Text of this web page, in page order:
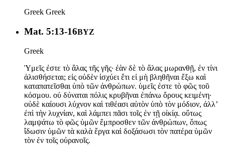
Greek Greek
Mat. 5:13-16BYZ
Greek
Ὑμεῖς ἐστε τὸ ἅλας τῆς γῆς· ἐὰν δὲ τὸ ἅλας μωρανθῇ, ἐν τίνι
ἁλισθήσεται; εἰς οὐδὲν ἰσχύει ἔτι εἰ μὴ βληθῆναι ἔξω καὶ
καταπατεῖσθαι ὑπὸ τῶν ἀνθρώπων. ὑμεῖς ἐστε τὸ φῶς τοῦ
κόσμου. οὐ δύναται πόλις κρυβῆναι ἐπάνω ὄρους κειμένη·
οὐδὲ καίουσι λύχνον καὶ τιθέασι αὐτὸν ὑπὸ τὸν μόδιον, ἀλλ’
ἐπὶ τὴν λυχνίαν, καὶ λάμπει πᾶσι τοῖς ἐν τῇ οἰκίᾳ. οὕτως
λαμψάτω τὸ φῶς ὑμῶν ἔμπροσθεν τῶν ἀνθρώπων, ὅπως
ἴδωσιν ὑμῶν τὰ καλὰ ἔργα καὶ δοξάσωσι τὸν πατέρα ὑμῶν
τὸν ἐν τοῖς οὐρανοῖς.